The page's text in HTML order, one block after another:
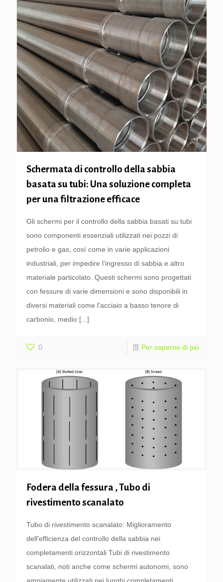
Schermata di controllo della sabbia
basata su tubi: Una soluzione completa
per una filtrazione efficace
Gli schermi per il controllo della sabbia basati su tubi
sono componenti essenziali utilizzati nei pozzi di
petrolio e gas, così come in varie applicazioni
industriali, per impedire l'ingresso di sabbia e altro
materiale particolato. Questi schermi sono progettati
con fessure di varie dimensioni e sono disponibili in
diversi materiali come l'acciaio a basso tenore di
carbonio, medio [...]
0 Per saperne di più
Fodera della fessura , Tubo di
rivestimento scanalato
Tubo di rivestimento scanalato: Miglioramento
dell'efficienza del controllo della sabbia nei
completamenti orizzontali Tubi di rivestimento
scanalati, noti anche come schermi autonomi, sono